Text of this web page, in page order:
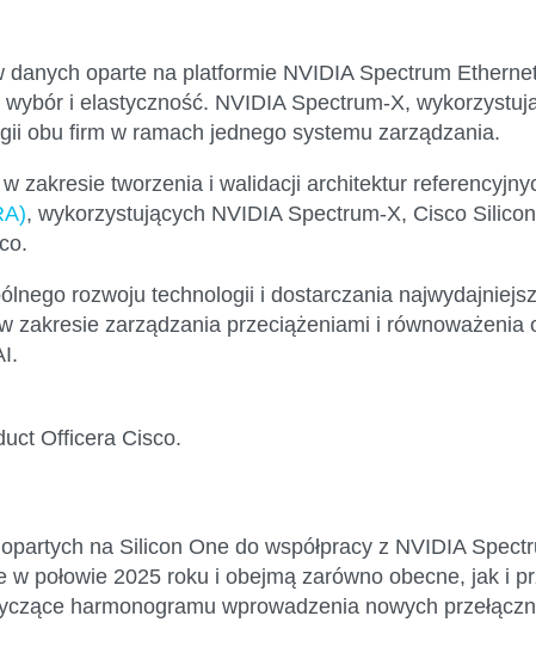
danych oparte na platformie NVIDIA Spectrum
i elastyczność. NVIDIA Spectrum-X,
obu firm w ramach jednego systemu zarządzania.
zakresie tworzenia i walidacji architektur
, wykorzystujących NVIDIA Spectrum-X, Cisco
rozwoju technologii i dostarczania
zakresie zarządzania przeciążeniami i
Officera Cisco.
na Silicon One do współpracy z NVIDIA
połowie 2025 roku i obejmą zarówno obecne, jak i
harmonogramu wprowadzenia nowych